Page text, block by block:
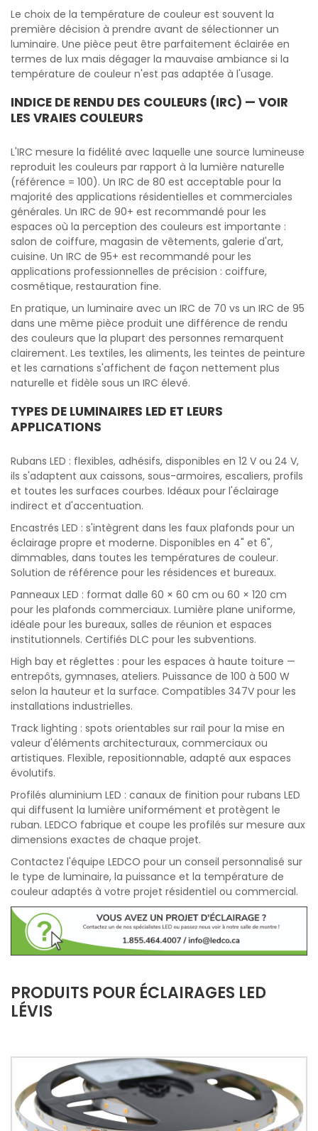
Le choix de la température de couleur est souvent la
première décision à prendre avant de sélectionner un
luminaire. Une pièce peut être parfaitement éclairée en
termes de lux mais dégager la mauvaise ambiance si la
température de couleur n'est pas adaptée à l'usage.
INDICE DE RENDU DES COULEURS (IRC) — VOIR
LES VRAIES COULEURS
L'IRC mesure la fidélité avec laquelle une source lumineuse
reproduit les couleurs par rapport à la lumière naturelle
(référence = 100). Un IRC de 80 est acceptable pour la
majorité des applications résidentielles et commerciales
générales. Un IRC de 90+ est recommandé pour les
espaces où la perception des couleurs est importante :
salon de coiffure, magasin de vêtements, galerie d'art,
cuisine. Un IRC de 95+ est recommandé pour les
applications professionnelles de précision : coiffure,
cosmétique, restauration fine.
En pratique, un luminaire avec un IRC de 70 vs un IRC de 95
dans une même pièce produit une différence de rendu
des couleurs que la plupart des personnes remarquent
clairement. Les textiles, les aliments, les teintes de peinture
et les carnations s'affichent de façon nettement plus
naturelle et fidèle sous un IRC élevé.
TYPES DE LUMINAIRES LED ET LEURS
APPLICATIONS
Rubans LED : flexibles, adhésifs, disponibles en 12 V ou 24 V,
ils s'adaptent aux caissons, sous-armoires, escaliers, profils
et toutes les surfaces courbes. Idéaux pour l'éclairage
indirect et d'accentuation.
Encastrés LED : s'intègrent dans les faux plafonds pour un
éclairage propre et moderne. Disponibles en 4" et 6",
dimmables, dans toutes les températures de couleur.
Solution de référence pour les résidences et bureaux.
Panneaux LED : format dalle 60 × 60 cm ou 60 × 120 cm
pour les plafonds commerciaux. Lumière plane uniforme,
idéale pour les bureaux, salles de réunion et espaces
institutionnels. Certifiés DLC pour les subventions.
High bay et réglettes : pour les espaces à haute toiture —
entrepôts, gymnases, ateliers. Puissance de 100 à 500 W
selon la hauteur et la surface. Compatibles 347V pour les
installations industrielles.
Track lighting : spots orientables sur rail pour la mise en
valeur d'éléments architecturaux, commerciaux ou
artistiques. Flexible, repositionnable, adapté aux espaces
évolutifs.
Profilés aluminium LED : canaux de finition pour rubans LED
qui diffusent la lumière uniformément et protègent le
ruban. LEDCO fabrique et coupe les profilés sur mesure aux
dimensions exactes de chaque projet.
Contactez l'équipe LEDCO pour un conseil personnalisé sur
le type de luminaire, la puissance et la température de
couleur adaptés à votre projet résidentiel ou commercial.
PRODUITS POUR ÉCLAIRAGES LED
LÉVIS